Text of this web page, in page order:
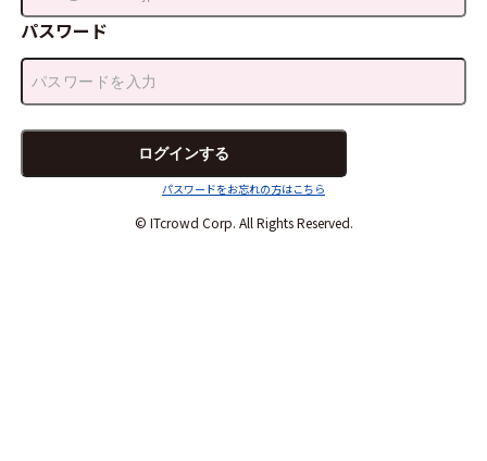
パスワード
パスワードをお忘れの方はこちら
© ITcrowd Corp. All Rights Reserved.